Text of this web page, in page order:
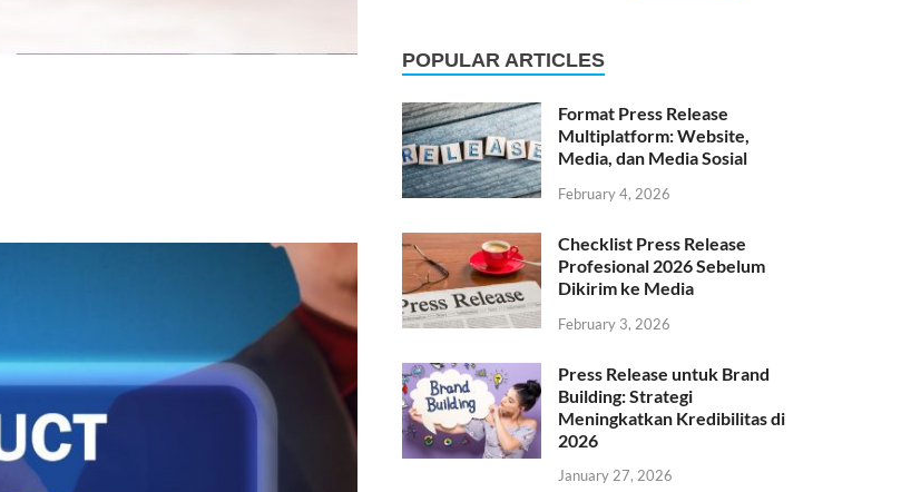
POPULAR ARTICLES
Format Press Release
Multiplatform: Website,
Media, dan Media Sosial
February 4, 2026
Checklist Press Release
Profesional 2026 Sebelum
Dikirim ke Media
February 3, 2026
Press Release untuk Brand
Building: Strategi
Meningkatkan Kredibilitas di
2026
January 27, 2026